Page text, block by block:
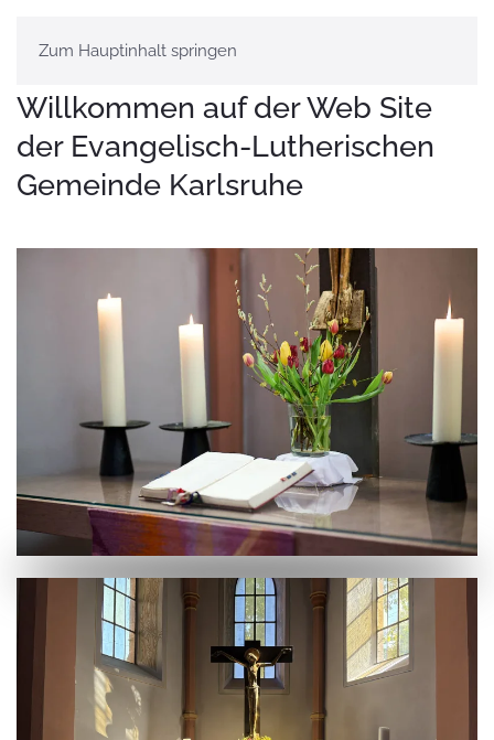
Zum Hauptinhalt springen
Willkommen auf der Web Site
der Evangelisch-Lutherischen
Gemeinde Karlsruhe